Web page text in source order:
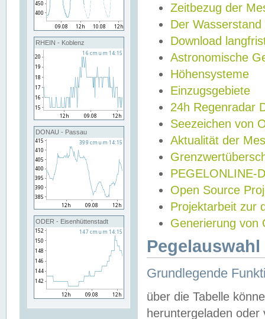
RHEIN - Koblenz
DONAU - Passau
ODER - Eisenhüttenstadt
Zeitbezug der
Der Wasserstand
Download
Astronomische
Höhensysteme
Einzugsgebiete
24h Regenradar
Seezeichen von
Aktualität der
PEGELONLINE-
Open Source
Projektarbeit zur
Generierung von
Grundlegende
über die Tabelle
heruntergeladen oder